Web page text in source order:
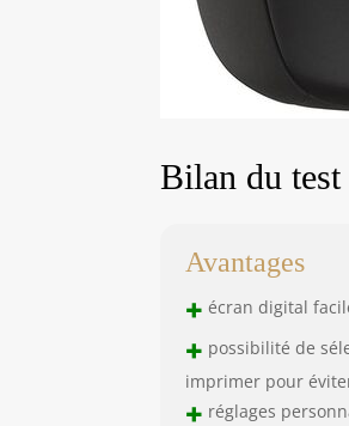
Bilan du test
Avantages
+ écran digital
+ possibilité de
imprimer pour
+ réglages